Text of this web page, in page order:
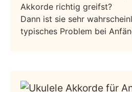
Akkorde richtig greifst?
Dann ist sie sehr
typisches Problem bei